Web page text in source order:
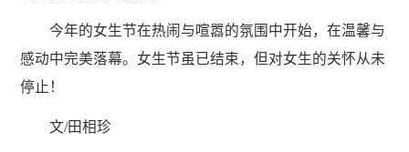
今年的女生节在热闹与喧嚣的氛围中开始，在温馨与
感动中完美落幕。女生节虽已结束，但对女生的关怀从未
停止！
文/田相珍